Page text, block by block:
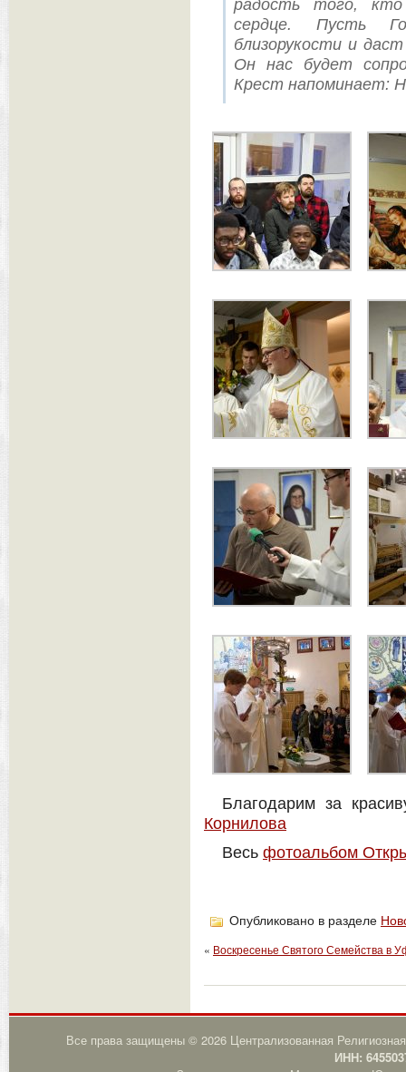
радость того,
сердце. Пусть
близорукости и
Он нас будет
Крест напоминает:
Благодарим за
Корнилова
Весь фотоальбом
Опубликовано в разделе
« Воскресенье Святого Семейства в
Все права защищены © 2026 Централизованная
ИНН: